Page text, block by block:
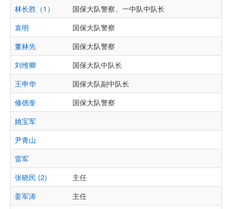
林长胜（1）
国保大队警察、一中队中队长
袁明
国保大队警察
董林先
国保大队警察
刘维卿
国保大队中队长
王申华
国保大队副中队长
修德奎
国保大队警察
姚宝军
尹青山
雷军
张晓民 (2)
主任
姜军涛
主任